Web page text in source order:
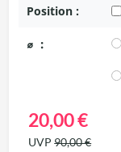
Position :
⌀ :
20,00 €
UVP90,00 €